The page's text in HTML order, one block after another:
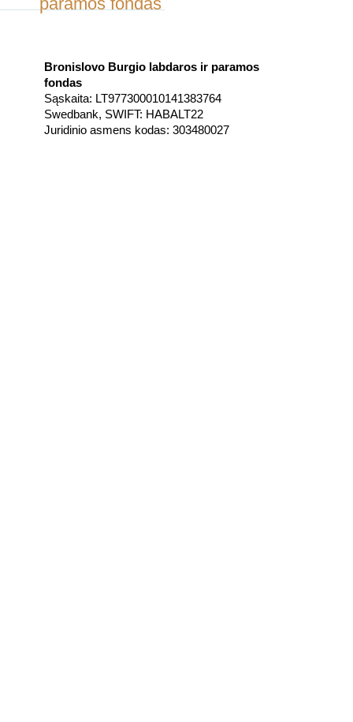
Bronislovo Burgio labdaros ir paramos
fondas
Sąskaita: LT977300010141383764
Swedbank, SWIFT: HABALT22
Juridinio asmens kodas: 303480027